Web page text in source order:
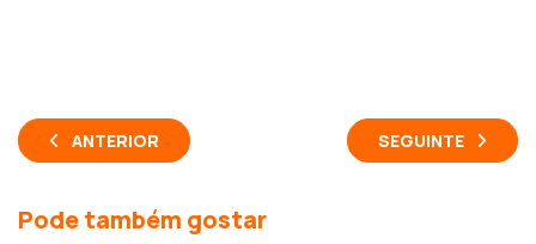
ANTERIOR SEGUINTE
Pode também gostar